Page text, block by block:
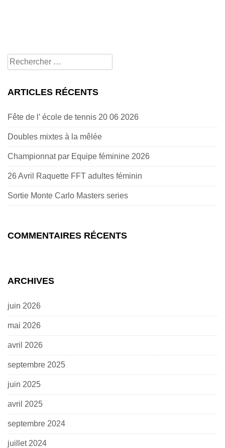
Rechercher
pour:
ARTICLES RÉCENTS
Fête de l’ école de tennis 20 06 2026
Doubles mixtes à la mêlée
Championnat par Equipe féminine 2026
26 Avril Raquette FFT adultes féminin
Sortie Monte Carlo Masters series
COMMENTAIRES RÉCENTS
ARCHIVES
juin 2026
mai 2026
avril 2026
septembre 2025
juin 2025
avril 2025
septembre 2024
juillet 2024